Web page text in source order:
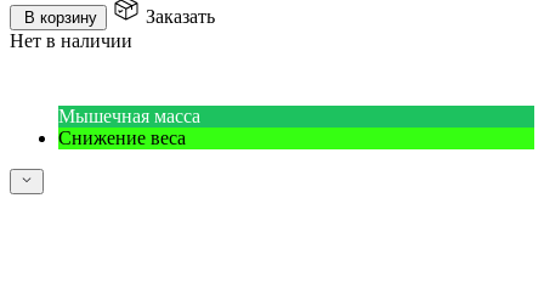
В корзину
Заказать
Нет в наличии
Мышечная масса
Снижение веса